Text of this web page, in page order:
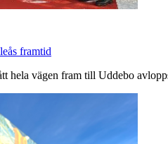
framtid
hela vägen fram till Uddebo